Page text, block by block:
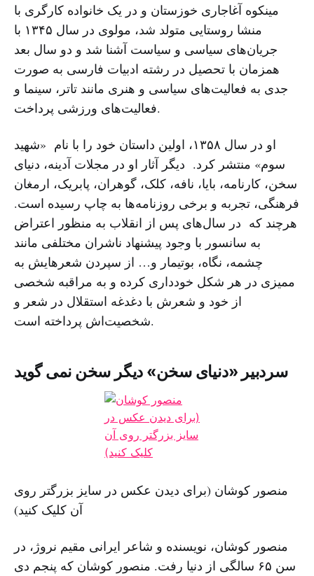
مینکوه آغاجاری خوزستان و در یک خانواده کارگری با
منشا روستایی متولد شد، مولوی در سال ۱۳۴۵ با
جریان‌های سیاسی و سیاست آشنا شد و دو سال بعد
همزمان با تحصیل در رشته ادبیات فارسی به صورت
جدی به فعالیت‌های سیاسی و هنری مانند تاتر، سینما و
فعالیت‌های ورزشی پرداخت.
او در سال ۱۳۵۸، اولین داستان خود را با نام «شهید
سوم» منتشر کرد. دیگر آثار او در مجلات آدینه، دنیای
سخن، کارنامه، بایا، نافه، کلک، گوهران، پابریک، ارمغان
فرهنگی، تجربه و برخی روزنامه‌ها به چاپ رسیده است.
هرچند که در سال‌های پس از انقلاب به منظور اعتراض
به سانسور با وجود پیشنهاد ناشران مختلفی مانند
چشمه، نگاه، بوتیمار و… از سپردن شعرهایش به
ممیزی در هر شکل خودداری کرده و به مراقبه شخصی
از خود و شعرش با دغدغه استقلال در شعر و
شخصیت‌اش پرداخته است.
سردبیر «دنیای سخن» دیگر سخن نمی گوید
منصور کوشان (برای دیدن عکس در سایز بزرگتر روی
آن کلیک کنید)
منصور کوشان، نویسنده و شاعر ایرانی مقیم نروژ، در
سن ۶۵ سالگی از دنیا رفت. منصور کوشان که پنجم دی